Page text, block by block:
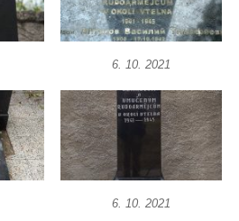
6. 10. 2021
6. 10. 2021